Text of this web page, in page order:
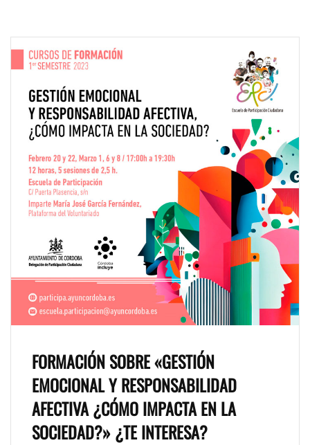
FORMACIÓN SOBRE «GESTIÓN
EMOCIONAL Y RESPONSABILIDAD
AFECTIVA ¿CÓMO IMPACTA EN LA
SOCIEDAD?» ¿TE INTERESA?